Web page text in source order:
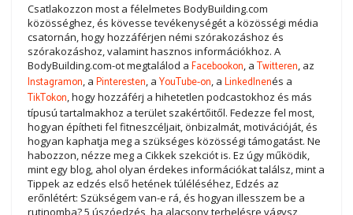
Csatlakozzon most a félelmetes BodyBuilding.com
közösséghez, és kövesse tevékenységét a közösségi média
csatornán, hogy hozzáférjen némi szórakozáshoz és
szórakozáshoz, valamint hasznos információkhoz. A
BodyBuilding.com-ot megtalálod a Facebookon, a Twitteren, az
Instagramon, a Pinteresten, a YouTube-on, a LinkedInenés a
TikTokon, hogy hozzáférj a hihetetlen podcastokhoz és más
típusú tartalmakhoz a terület szakértőitől. Fedezze fel most,
hogyan építheti fel fitneszcéljait, önbizalmát, motivációját, és
hogyan kaphatja meg a szükséges közösségi támogatást. Ne
habozzon, nézze meg a Cikkek szekciót is. Ez úgy működik,
mint egy blog, ahol olyan érdekes információkat találsz, mint a
Tippek az edzés első hetének túléléséhez, Edzés az
erőnlétért: Szükségem van-e rá, és hogyan illesszem be a
rutinomba? 5 úszóedzés, ha alacsony terhelésre vágysz,